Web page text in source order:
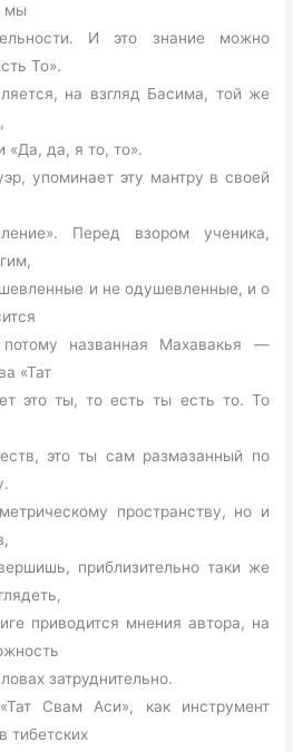
мы
И это знание можно
То».
на взгляд Басима, той же
«Да, да, я то, то».
упоминает эту мантру в своей
Перед взором ученика,
и не одушевленные, и о
названная Махавакья —
«Тат
это ты, то есть ты есть то. То
это ты сам размазанный по
пространству, но и
приблизительно таки же
приводится мнения автора, на
затруднительно.
Свам Аси», как инструмент
тибетских